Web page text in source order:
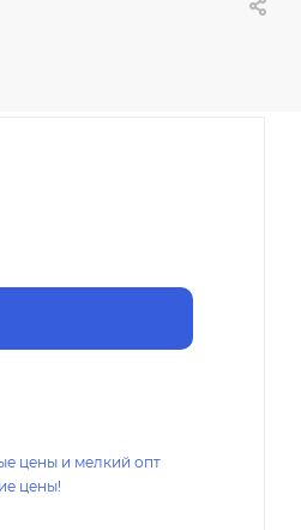
цены и мелкий опт
цены!